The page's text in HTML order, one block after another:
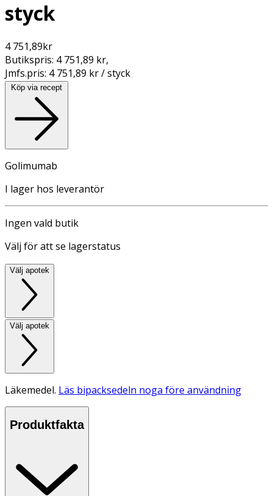
styck
4 751,89kr
Butikspris: 4 751,89 kr,
Jmfs.pris: 4 751,89 kr / styck
Köp via recept
Golimumab
I lager hos leverantör
Ingen vald butik
Välj för att se lagerstatus
Välj apotek
Välj apotek
Läkemedel. Läs bipacksedeln noga före användning
Produktfakta